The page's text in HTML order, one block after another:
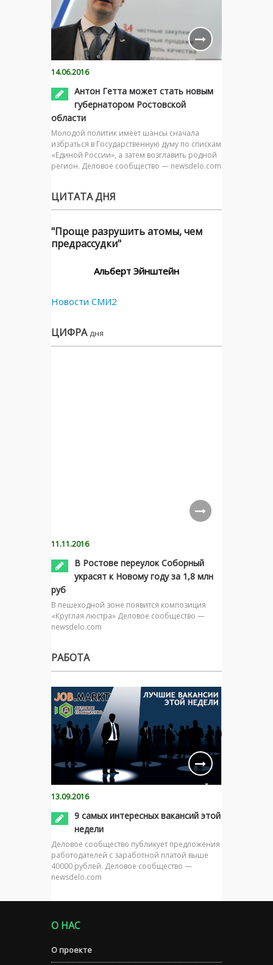
14.06.2016
Антон Гетта может стать новым
губернатором Ростовской
области
Молодой политик имеет шансы сначала
избраться в Государственную думу по спискам
«Единой России», а затем возглавить родной
регион. Деловое сообщество — newsdelo.com
ЦИТАТА ДНЯ
"Проще разрушить атомы, чем
предрассудки"
Альберт Эйнштейн
Новости СМИ2
ЦИФРА дня
11.11.2016
В Ростове переулок Соборный
украсят к Новому году за 1,8 млн
руб
В пешеходной зоне появится композиция
«Круглая люстра» Деловое сообщество —
newsdelo.com
РАБОТА
13.09.2016
9 самых интересных вакансий этой
недели
Деловое сообщество публикует предложения
работодателей с заработной платой выше
40000 рублей. Деловое сообщество —
newsdelo.com
О НАС
О проекте